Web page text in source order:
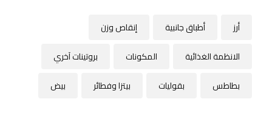
أطباق جانبية
إنقاص وزن
الانظمة الغذائية
المكونات
بروتينات آخري
بطاطس
بقوليات بيتزا وفطائر بيض